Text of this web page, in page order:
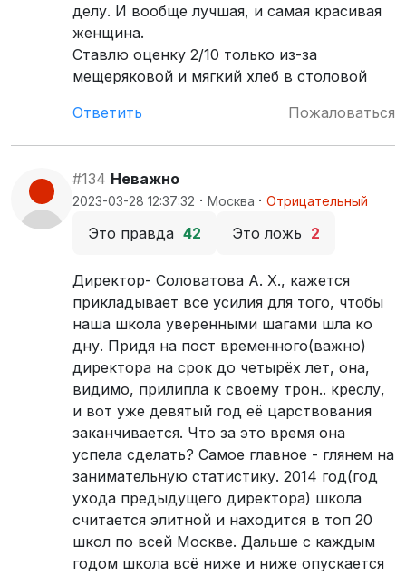
делу. И вообще лучшая, и самая красивая
женщина.
Ставлю оценку 2/10 только из-за
мещеряковой и мягкий хлеб в столовой
Ответить
Пожаловаться
#134 Неважно
2023-03-28 12:37:32 · Москва · Отрицательный
Это правда 42 Это ложь 2
Директор- Соловатова А. Х., кажется
прикладывает все усилия для того, чтобы
наша школа уверенными шагами шла ко
дну. Придя на пост временного(важно)
директора на срок до четырёх лет, она,
видимо, прилипла к своему трон.. креслу,
и вот уже девятый год её царствования
заканчивается. Что за это время она
успела сделать? Самое главное - глянем на
занимательную статистику. 2014 год(год
ухода предыдущего директора) школа
считается элитной и находится в топ 20
школ по всей Москве. Дальше с каждым
годом школа всё ниже и ниже опускается